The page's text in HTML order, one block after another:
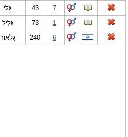
גַּלִּי 43
7
גָּלִיל 73
1
גַּלאוֹר 240 6